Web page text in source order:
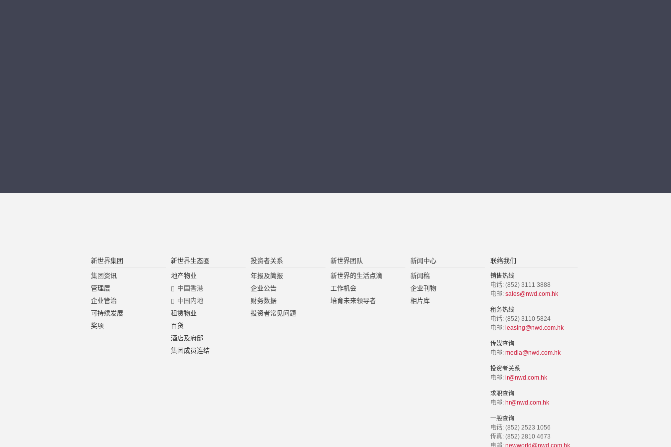
新世界集团
集团资讯
管理层
企业管治
可持续发展
奖项
新世界生态圈
地产物业
中国香港
中国内地
租赁物业
百货
酒店及府邸
集团成员连结
投资者关系
年报及简报
企业公告
财务数据
投资者常见问题
新世界团队
新世界的生活点滴
工作机会
培育未来领导者
新闻中心
新闻稿
企业刊物
相片库
联络我们
销售热线
电话: (852) 3111 3888
电邮: sales@nwd.com.hk
租务热线
电话: (852) 3110 5824
电邮: leasing@nwd.com.hk
传媒查询
电邮: media@nwd.com.hk
投资者关系
电邮: ir@nwd.com.hk
求职查询
电邮: hr@nwd.com.hk
一般查询
电话: (852) 2523 1056
传真: (852) 2810 4673
电邮: newworld@nwd.com.hk